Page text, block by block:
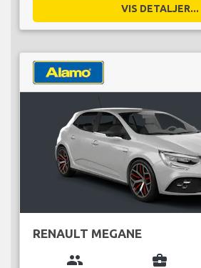
VIS DETALJER...
RENAULT MEGANE
group business_center